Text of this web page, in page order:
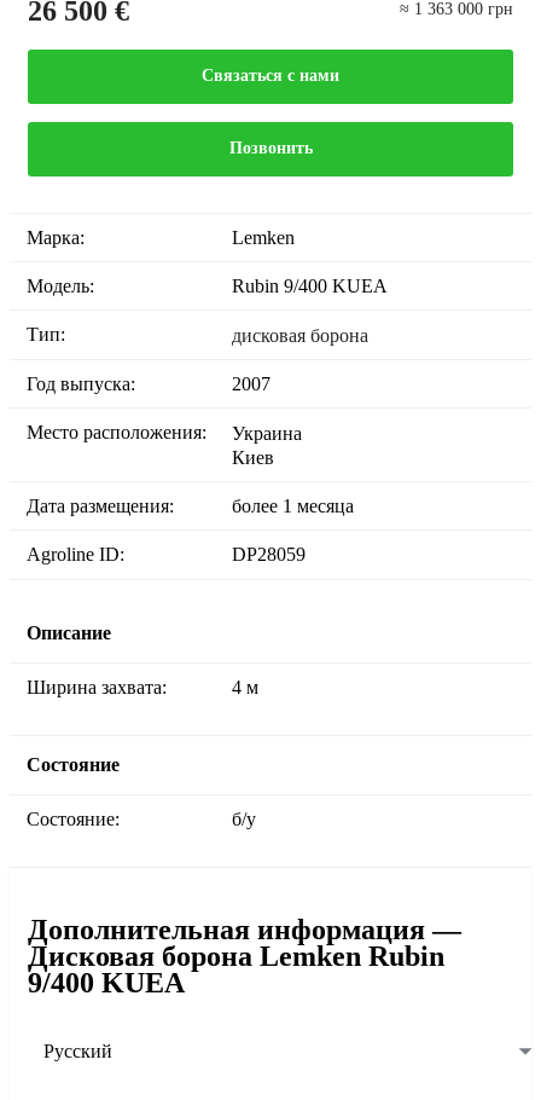
26 500 € ≈ 1 363 000 грн
Связаться с нами
Позвонить
Марка: Lemken
Модель: Rubin 9/400 KUEA
Тип: дисковая борона
Год выпуска: 2007
Место расположения:
Украина
Киев
Дата размещения: более 1 месяца
Agroline ID: DP28059
Описание
Ширина захвата: 4 м
Состояние
Состояние: б/у
Дополнительная информация —
Дисковая борона Lemken Rubin
9/400 KUEA
Русский